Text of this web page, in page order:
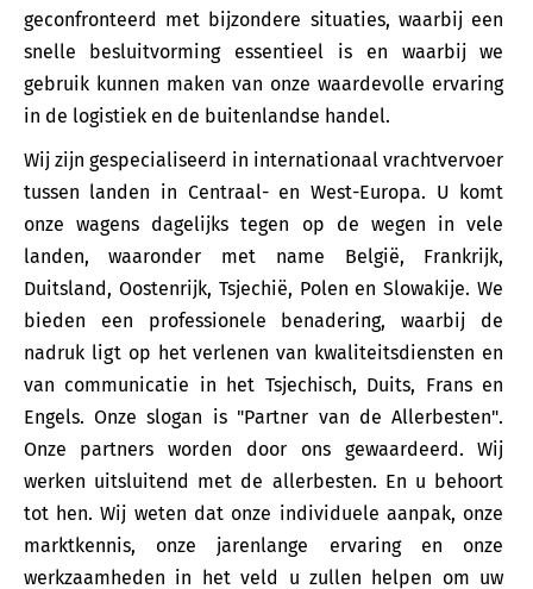
geconfronteerd met bijzondere situaties, waarbij een
snelle besluitvorming essentieel is en waarbij we
gebruik kunnen maken van onze waardevolle ervaring
in de logistiek en de buitenlandse handel.
Wij zijn gespecialiseerd in internationaal vrachtvervoer
tussen landen in Centraal- en West-Europa. U komt
onze wagens dagelijks tegen op de wegen in vele
landen, waaronder met name België, Frankrijk,
Duitsland, Oostenrijk, Tsjechië, Polen en Slowakije. We
bieden een professionele benadering, waarbij de
nadruk ligt op het verlenen van kwaliteitsdiensten en
van communicatie in het Tsjechisch, Duits, Frans en
Engels. Onze slogan is "Partner van de Allerbesten".
Onze partners worden door ons gewaardeerd. Wij
werken uitsluitend met de allerbesten. En u behoort
tot hen. Wij weten dat onze individuele aanpak, onze
marktkennis, onze jarenlange ervaring en onze
werkzaamheden in het veld u zullen helpen om uw